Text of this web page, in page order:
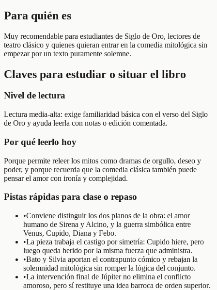
Para quién es
Muy recomendable para estudiantes de Siglo de Oro, lectores de
teatro clásico y quienes quieran entrar en la comedia mitológica sin
empezar por un texto puramente solemne.
Claves para estudiar o situar el libro
Nivel de lectura
Lectura media-alta: exige familiaridad básica con el verso del Siglo
de Oro y ayuda leerla con notas o edición comentada.
Por qué leerlo hoy
Porque permite releer los mitos como dramas de orgullo, deseo y
poder, y porque recuerda que la comedia clásica también puede
pensar el amor con ironía y complejidad.
Pistas rápidas para clase o repaso
•Conviene distinguir los dos planos de la obra: el amor
humano de Sirena y Alcino, y la guerra simbólica entre
Venus, Cupido, Diana y Febo.
•La pieza trabaja el castigo por simetría: Cupido hiere, pero
luego queda herido por la misma fuerza que administra.
•Bato y Silvia aportan el contrapunto cómico y rebajan la
solemnidad mitológica sin romper la lógica del conjunto.
•La intervención final de Júpiter no elimina el conflicto
amoroso, pero sí restituye una idea barroca de orden superior.